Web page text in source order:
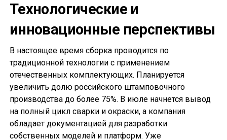
Технологические и
инновационные перспективы
В настоящее время сборка проводится по
традиционной технологии с применением
отечественных комплектующих. Планируется
увеличить долю российского штамповочного
производства до более 75%. В июле начнется вывод
на полный цикл сварки и окраски, а компания
обладает документацией для разработки
собственных моделей и платформ. Уже